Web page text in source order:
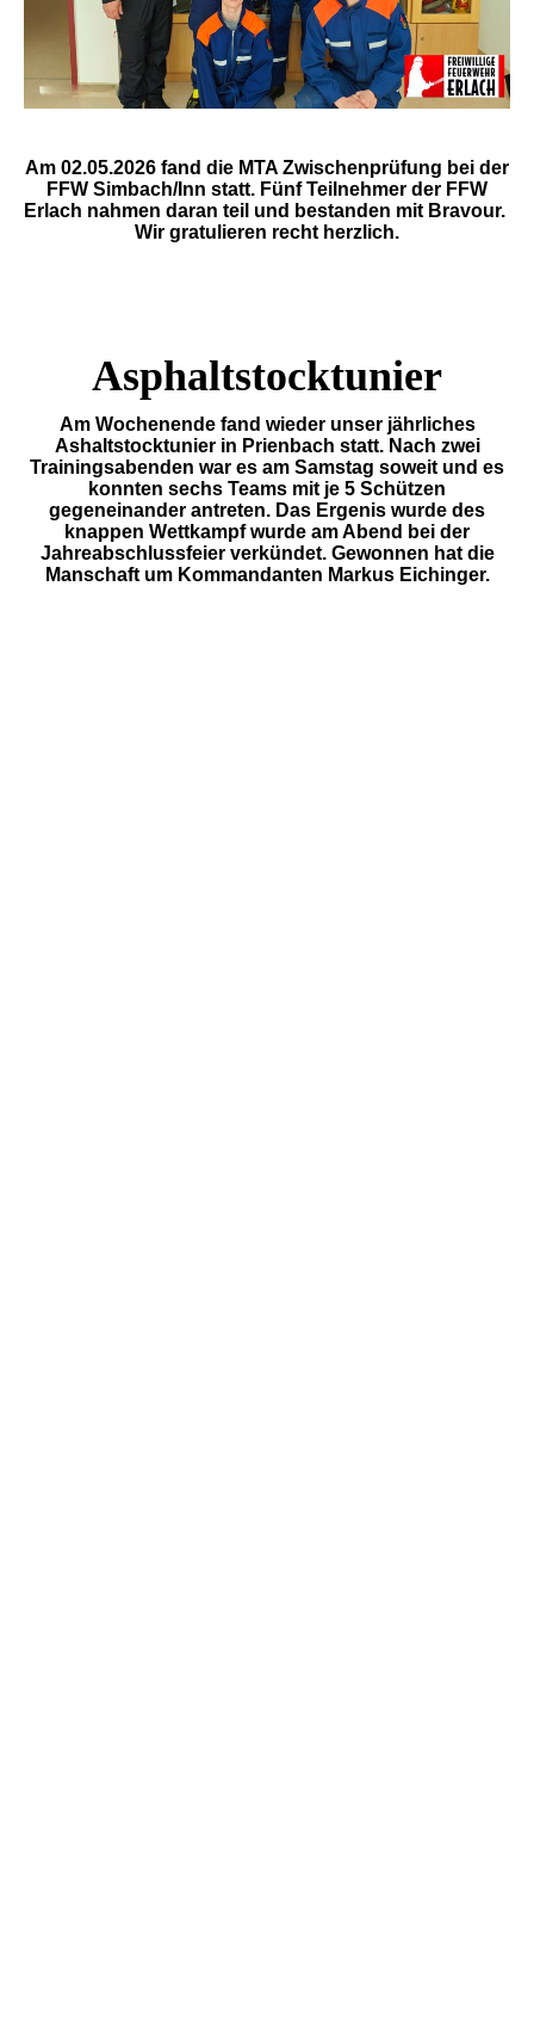
Am 02.05.2026 fand die MTA Zwischenprüfung bei der
FFW Simbach/Inn statt. Fünf Teilnehmer der FFW
Erlach nahmen daran teil und bestanden mit Bravour.
Wir gratulieren recht herzlich.
Asphaltstocktunier
Am Wochenende fand wieder unser jährliches
Ashaltstocktunier in Prienbach statt. Nach zwei
Trainingsabenden war es am Samstag soweit und es
konnten sechs Teams mit je 5 Schützen
gegeneinander antreten. Das Ergenis wurde des
knappen Wettkampf wurde am Abend bei der
Jahreabschlussfeier verkündet. Gewonnen hat die
Manschaft um Kommandanten Markus Eichinger.